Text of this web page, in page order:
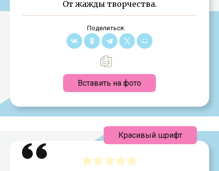
От жажды творчества.
Поделиться:
Вставить на фото
Красивый шрифт